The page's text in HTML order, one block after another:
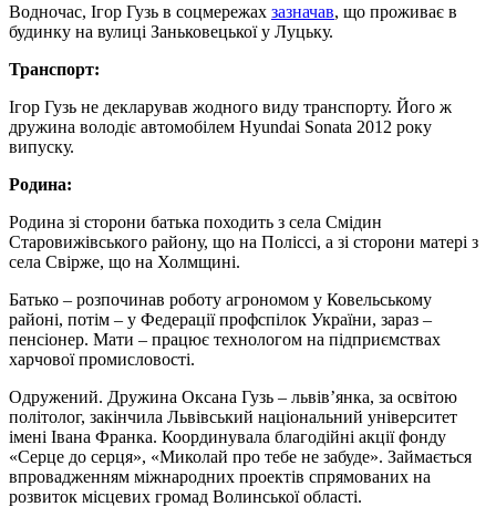
Водночас, Ігор Гузь в соцмережах зазначав, що проживає в
будинку на вулиці Заньковецької у Луцьку.
Транспорт:
Ігор Гузь не декларував жодного виду транспорту. Його ж
дружина володіє автомобілем Hyundai Sonata 2012 року
випуску.
Родина:
Родина зі сторони батька походить з села Смідин
Старовижівського району, що на Поліссі, а зі сторони матері з
села Свірже, що на Холмщині.
Батько – розпочинав роботу агрономом у Ковельському
районі, потім – у Федерації профспілок України, зараз –
пенсіонер. Мати – працює технологом на підприємствах
харчової промисловості.
Одружений. Дружина Оксана Гузь – львів’янка, за освітою
політолог, закінчила Львівський національний університет
імені Івана Франка. Координувала благодійні акції фонду
«Серце до серця», «Миколай про тебе не забуде». Займається
впровадженням міжнародних проектів спрямованих на
розвиток місцевих громад Волинської області.